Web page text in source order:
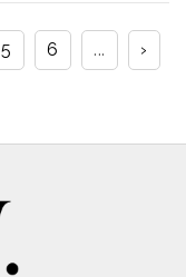
5 6 ...
›